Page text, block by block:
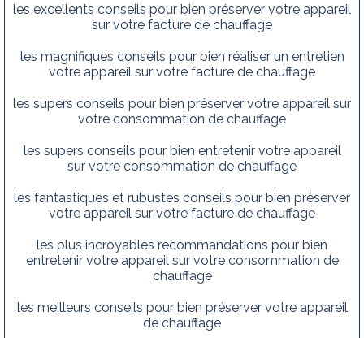
les excellents conseils pour bien préserver votre appareil
sur votre facture de chauffage
les magnifiques conseils pour bien réaliser un entretien
votre appareil sur votre facture de chauffage
les supers conseils pour bien préserver votre appareil sur
votre consommation de chauffage
les supers conseils pour bien entretenir votre appareil
sur votre consommation de chauffage
les fantastiques et rubustes conseils pour bien préserver
votre appareil sur votre facture de chauffage
les plus incroyables recommandations pour bien
entretenir votre appareil sur votre consommation de
chauffage
les meilleurs conseils pour bien préserver votre appareil
de chauffage